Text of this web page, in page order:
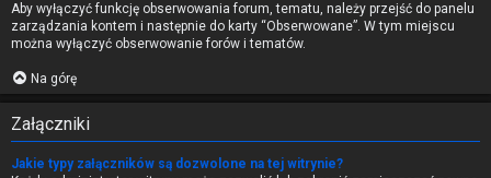
Aby wyłączyć funkcję obserwowania forum, tematu, należy przejść do panelu
zarządzania kontem i następnie do karty “Obserwowane”. W tym miejscu
można wyłączyć obserwowanie forów i tematów.
Na górę
Załączniki
Jakie typy załączników są dozwolone na tej witrynie?